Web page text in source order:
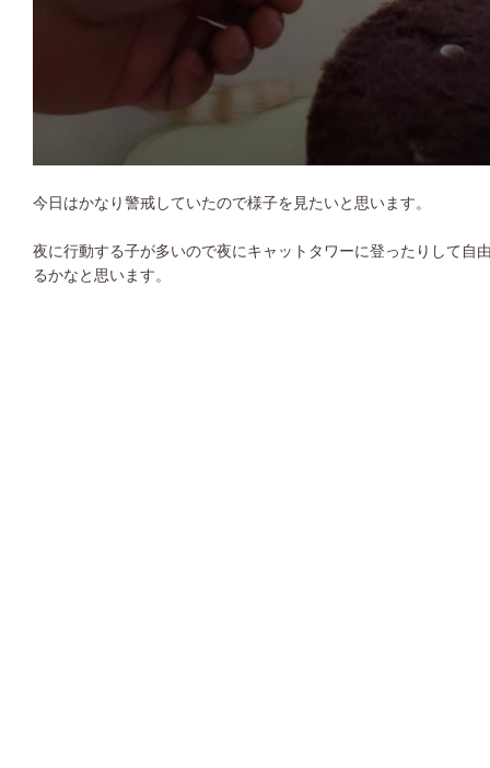
今日はかなり警戒していたので様子を見たいと思います。
夜に行動する子が多いので夜にキャットタワーに登ったりして自
るかなと思います。